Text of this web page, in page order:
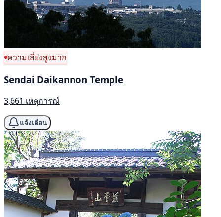
ความเสี่ยงสูงมาก
Sendai Daikannon Temple
3,661 เหตุการณ์
แจ้งเตือน